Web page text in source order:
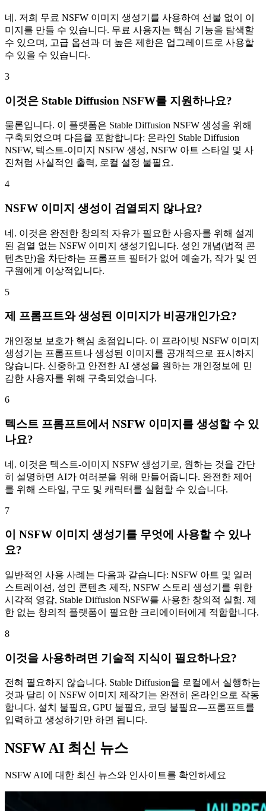
네. 저희 무료 NSFW 이미지 생성기를 사용하여 선불 없이 이
미지를 만들 수 있습니다. 무료 사용자는 핵심 기능을 탐색할
수 있으며, 고급 옵션과 더 높은 제한은 업그레이드로 사용할
수 있을 수 있습니다.
3
이것은 Stable Diffusion NSFW를 지원하나요?
물론입니다. 이 플랫폼은 Stable Diffusion NSFW 생성을 위해
구축되었으며 다음을 포함합니다: 온라인 Stable Diffusion
NSFW, 텍스트-이미지 NSFW 생성, NSFW 아트 스타일 및 사
진처럼 사실적인 출력, 로컬 설정 불필요.
4
NSFW 이미지 생성이 검열되지 않나요?
네. 이것은 완전한 창의적 자유가 필요한 사용자를 위해 설계
된 검열 없는 NSFW 이미지 생성기입니다. 성인 개념(법적 콘
텐츠만)을 차단하는 프롬프트 필터가 없어 예술가, 작가 및 연
구원에게 이상적입니다.
5
제 프롬프트와 생성된 이미지가 비공개인가요?
개인정보 보호가 핵심 초점입니다. 이 프라이빗 NSFW 이미지
생성기는 프롬프트나 생성된 이미지를 공개적으로 표시하지
않습니다. 신중하고 안전한 AI 생성을 원하는 개인정보에 민
감한 사용자를 위해 구축되었습니다.
6
텍스트 프롬프트에서 NSFW 이미지를 생성할 수 있
나요?
네. 이것은 텍스트-이미지 NSFW 생성기로, 원하는 것을 간단
히 설명하면 AI가 여러분을 위해 만들어줍니다. 완전한 제어
를 위해 스타일, 구도 및 캐릭터를 실험할 수 있습니다.
7
이 NSFW 이미지 생성기를 무엇에 사용할 수 있나
요?
일반적인 사용 사례는 다음과 같습니다: NSFW 아트 및 일러
스트레이션, 성인 콘텐츠 제작, NSFW 스토리 생성기를 위한
시각적 영감, Stable Diffusion NSFW를 사용한 창의적 실험. 제
한 없는 창의적 플랫폼이 필요한 크리에이터에게 적합합니다.
8
이것을 사용하려면 기술적 지식이 필요하나요?
전혀 필요하지 않습니다. Stable Diffusion을 로컬에서 실행하는
것과 달리 이 NSFW 이미지 제작기는 완전히 온라인으로 작동
합니다. 설치 불필요, GPU 불필요, 코딩 불필요—프롬프트를
입력하고 생성하기만 하면 됩니다.
NSFW AI 최신 뉴스
NSFW AI에 대한 최신 뉴스와 인사이트를 확인하세요